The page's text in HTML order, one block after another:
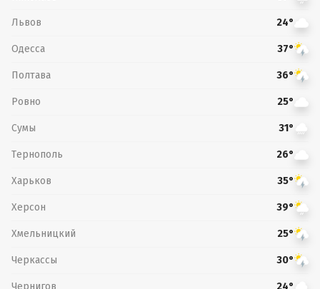
Львов 24°
Одесса 37°
Полтава 36°
Ровно 25°
Сумы 31°
Тернополь 26°
Харьков 35°
Херсон 39°
Хмельницкий 25°
Черкассы 30°
Чернигов 24°